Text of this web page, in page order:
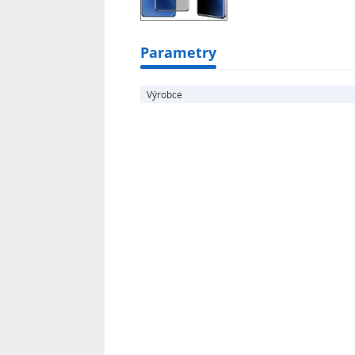
smartphonu.
Parametry
Výrobce